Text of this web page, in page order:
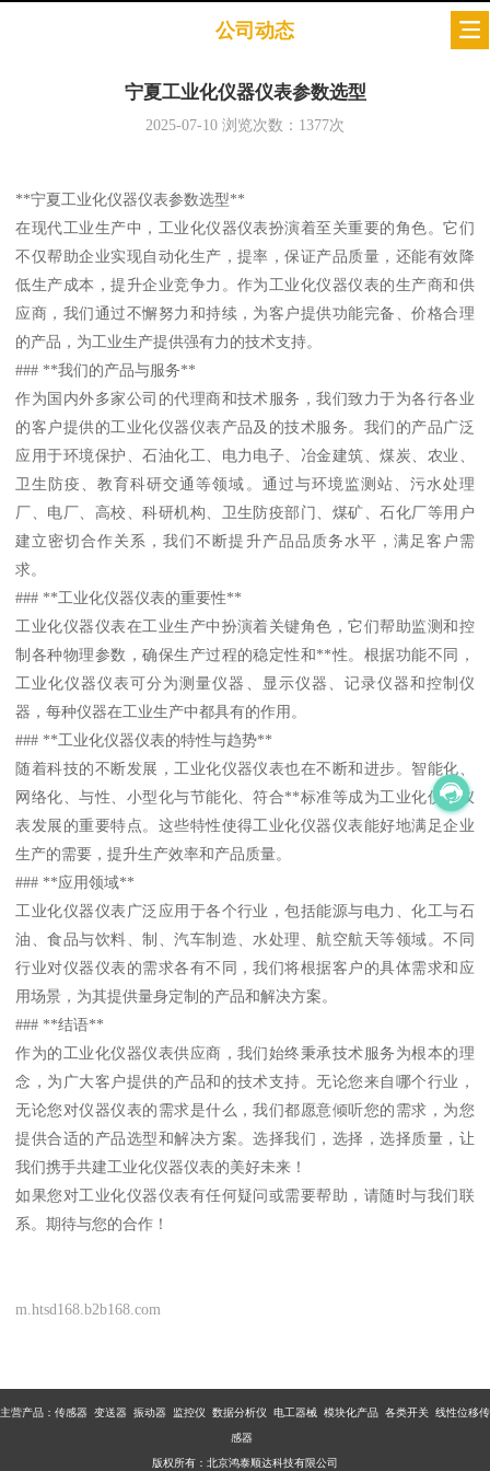
公司动态
宁夏工业化仪器仪表参数选型
2025-07-10 浏览次数： 1377次
**宁夏工业化仪器仪表参数选型**
在现代工业生产中，工业化仪器仪表扮演着至关重要的角色。它们
不仅帮助企业实现自动化生产，提率，保证产品质量，还能有效降
低生产成本，提升企业竞争力。作为工业化仪器仪表的生产商和供
应商，我们通过不懈努力和持续，为客户提供功能完备、价格合理
的产品，为工业生产提供强有力的技术支持。
### **我们的产品与服务**
作为国内外多家公司的代理商和技术服务，我们致力于为各行各业
的客户提供的工业化仪器仪表产品及的技术服务。我们的产品广泛
应用于环境保护、石油化工、电力电子、冶金建筑、煤炭、农业、
卫生防疫、教育科研交通等领域。通过与环境监测站、污水处理
厂、电厂、高校、科研机构、卫生防疫部门、煤矿、石化厂等用户
建立密切合作关系，我们不断提升产品品质务水平，满足客户需
求。
### **工业化仪器仪表的重要性**
工业化仪器仪表在工业生产中扮演着关键角色，它们帮助监测和控
制各种物理参数，确保生产过程的稳定性和**性。根据功能不同，
工业化仪器仪表可分为测量仪器、显示仪器、记录仪器和控制仪
器，每种仪器在工业生产中都具有的作用。
### **工业化仪器仪表的特性与趋势**
随着科技的不断发展，工业化仪器仪表也在不断和进步。智能化、
网络化、与性、小型化与节能化、符合**标准等成为工业化仪器仪
表发展的重要特点。这些特性使得工业化仪器仪表能好地满足企业
生产的需要，提升生产效率和产品质量。
### **应用领域**
工业化仪器仪表广泛应用于各个行业，包括能源与电力、化工与石
油、食品与饮料、制、汽车制造、水处理、航空航天等领域。不同
行业对仪器仪表的需求各有不同，我们将根据客户的具体需求和应
用场景，为其提供量身定制的产品和解决方案。
### **结语**
作为的工业化仪器仪表供应商，我们始终秉承技术服务为根本的理
念，为广大客户提供的产品和的技术支持。无论您来自哪个行业，
无论您对仪器仪表的需求是什么，我们都愿意倾听您的需求，为您
提供合适的产品选型和解决方案。选择我们，选择，选择质量，让
我们携手共建工业化仪器仪表的美好未来！
如果您对工业化仪器仪表有任何疑问或需要帮助，请随时与我们联
系。期待与您的合作！
m.htsd168.b2b168.com
主营产品：传感器 变送器 振动器 监控仪 数据分析仪 电工器械 模块化产品 各类开关 线性位移传
感器
版权所有：北京鸿泰顺达科技有限公司